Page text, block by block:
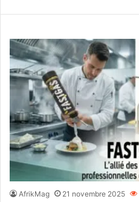
AfrikMag 21 novembre 2025